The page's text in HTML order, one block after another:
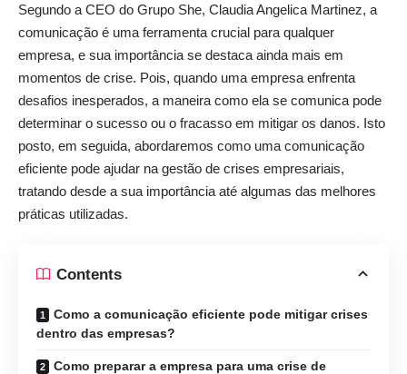
Segundo a CEO do Grupo She, Claudia Angelica Martinez, a
comunicação é uma ferramenta crucial para qualquer
empresa, e sua importância se destaca ainda mais em
momentos de crise. Pois, quando uma empresa enfrenta
desafios inesperados, a maneira como ela se comunica pode
determinar o sucesso ou o fracasso em mitigar os danos. Isto
posto, em seguida, abordaremos como uma comunicação
eficiente pode ajudar na gestão de crises empresariais,
tratando desde a sua importância até algumas das melhores
práticas utilizadas.
Contents
Como a comunicação eficiente pode mitigar crises
dentro das empresas?
Como preparar a empresa para uma crise de